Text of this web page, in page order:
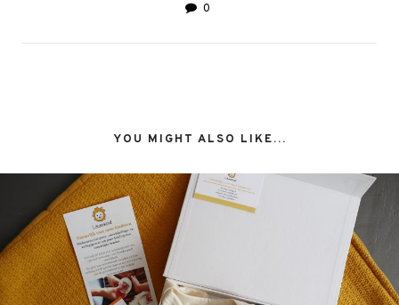
0
YOU MIGHT ALSO LIKE...